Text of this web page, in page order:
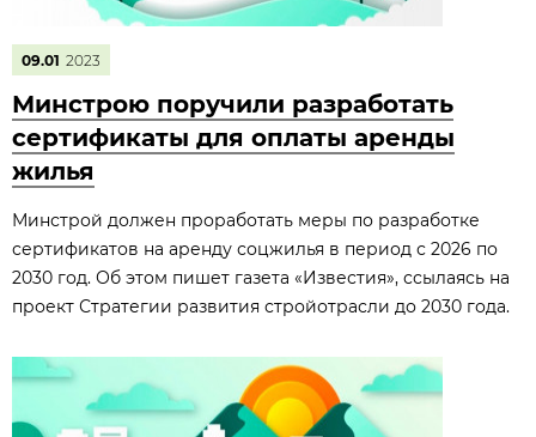
09.01 2023
Минстрою поручили разработать
сертификаты для оплаты аренды
жилья
Минстрой должен проработать меры по разработке
сертификатов на аренду соцжилья в период с 2026 по
2030 год. Об этом пишет газета «Известия», ссылаясь на
проект Стратегии развития стройотрасли до 2030 года.